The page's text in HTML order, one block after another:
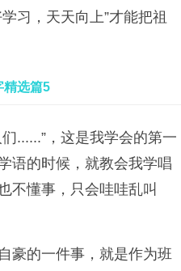
习，天天向上”才能把祖
精选篇5
......”，这是我学会的第一
语的时候，就教会我学唱
不懂事，只会哇哇乱叫
豪的一件事，就是作为班